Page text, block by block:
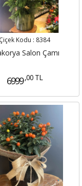
Çiçek Kodu : 8384
Salon Çamı
6999 ,00 TL